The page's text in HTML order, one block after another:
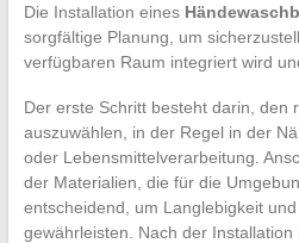
Die Installation eines
sorgfältige Planung, um
verfügbaren Raum integriert wird
Der erste Schritt besteht darin, den
auszuwählen, in der Regel in der
oder Lebensmittelverarbeitung.
der Materialien, die für die
entscheidend, um Langlebigkeit
gewährleisten. Nach der